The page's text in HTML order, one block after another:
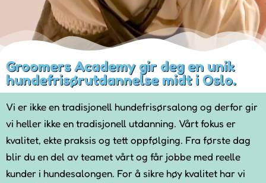
Groomers Academy gir deg en unik
hundefrisørutdannelse midt i Oslo.
Vi er ikke en tradisjonell hundefrisørsalong og derfor gir
vi heller ikke en tradisjonell utdanning. Vårt fokus er
kvalitet, ekte praksis og tett oppfølging. Fra første dag
blir du en del av teamet vårt og får jobbe med reelle
kunder i hundesalongen. For å sikre høy kvalitet har vi